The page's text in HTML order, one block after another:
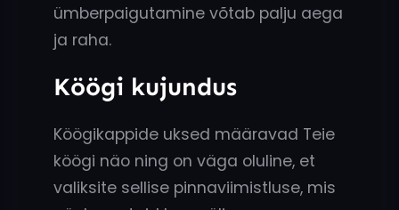
ümberpaigutamine võtab palju aega
ja raha.
Köögi kujundus
Köögikappide uksed määravad Teie
köögi näo ning on väga oluline, et
valiksite sellise pinnaviimistluse, mis